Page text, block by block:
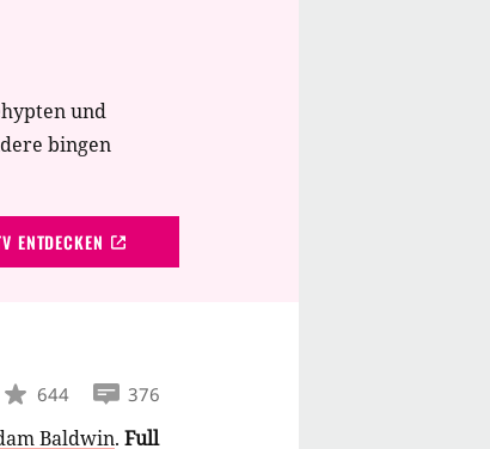
und
bingen
ENTDECKEN
644 376
Baldwin. Full